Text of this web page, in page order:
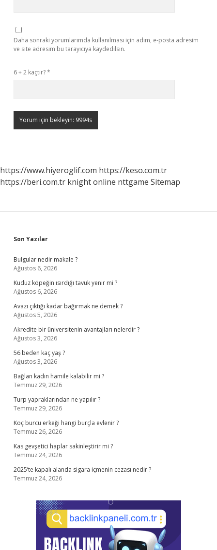
Daha sonraki yorumlarımda kullanılması için adım, e-posta adresim
ve site adresim bu tarayıcıya kaydedilsin.
6 + 2 kaçtır?*
https://www.hiyeroglif.com https://keso.com.tr
https://beri.com.tr knight online nttgame Sitemap
Sidebar
Son Yazılar
Bulgular nedir makale ?
Ağustos 6, 2026
Kuduz köpeğin ısırdığı tavuk yenir mi ?
Ağustos 6, 2026
Avazı çıktığı kadar bağırmak ne demek ?
Ağustos 5, 2026
Akredite bir üniversitenin avantajları nelerdir ?
Ağustos 3, 2026
56 beden kaç yaş ?
Ağustos 3, 2026
Bağlan kadın hamile kalabilir mi ?
Temmuz 29, 2026
Turp yapraklarından ne yapılır ?
Temmuz 29, 2026
Koç burcu erkeği hangi burçla evlenir ?
Temmuz 26, 2026
Kas gevşetici haplar sakinleştirir mi ?
Temmuz 24, 2026
2025’te kapalı alanda sigara içmenin cezası nedir ?
Temmuz 24, 2026